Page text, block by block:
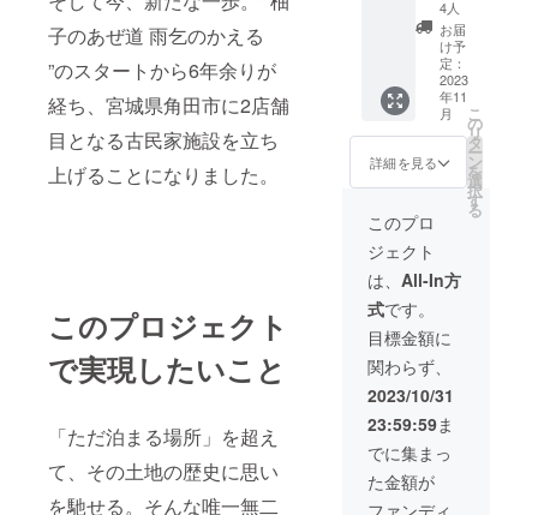
子のあぜ道 雨乞のかえる
”のスタートから6年余りが
経ち、宮城県角田市に2店舗
目となる古民家施設を立ち
上げることになりました。
このプロジェクト
で実現したいこと
「ただ泊まる場所」を超え
て、その土地の歴史に思い
を馳せる。そんな唯一無二
※【MA
RUKI 齋
福】
【柚子
のあぜ
道 雨乞
のかえ
る】と
もに
は、不
業・完
全予約
す。
営業日
はSNS
や公式
HPをご
ださ
い。 ※
限：
2025年
のラー
メン券
は発送
致しま
せん。
ご来店
時に、
本プロ
支援を
さった
ことが
分かる
画面を
お見せ
くださ
い。
※【MA
福】
【柚子
のあぜ
道 雨乞
のかえ
なんと
5,000円
もお
得！宿
泊に使
える商
品券
35,000
円分。
KI 齋
福、柚
子のあ
ぜ道 雨
乞のか
える、
どちら
でもご
利用い
ただけ
ます！
※実物の
宿泊券
は発送
致しま
せん。
4人
お届
け予
定：
2023
年11
月
詳細を見る
こ
の
リ
タ
ー
ン
を
選
択
す
る
このプロ
ジェクト
は、 All-In方
式です。
目標金額に
関わらず、
2023/10/31
23:59:59ま
でに集まっ
た金額が